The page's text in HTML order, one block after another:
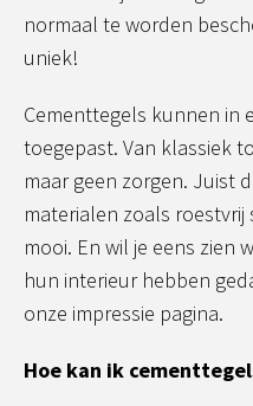
normaal te worden
uniek!
Cementtegels kunnen in
toegepast. Van klassiek
maar geen zorgen. Juist
materialen zoals
mooi. En wil je eens zien
hun interieur hebben
onze impressie pagina.
Hoe kan ik